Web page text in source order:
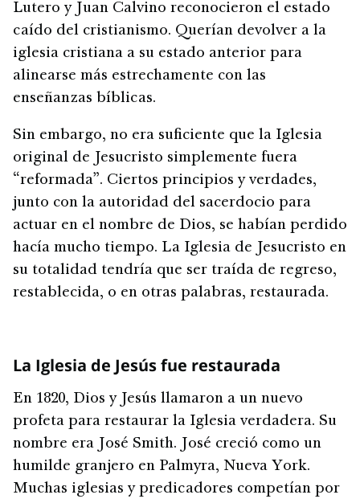
Lutero y Juan Calvino reconocieron el estado
caído del cristianismo. Querían devolver a la
iglesia cristiana a su estado anterior para
alinearse más estrechamente con las
enseñanzas bíblicas.
Sin embargo, no era suficiente que la Iglesia
original de Jesucristo simplemente fuera
“reformada”. Ciertos principios y verdades,
junto con la autoridad del sacerdocio para
actuar en el nombre de Dios, se habían perdido
hacía mucho tiempo. La Iglesia de Jesucristo en
su totalidad tendría que ser traída de regreso,
restablecida, o en otras palabras, restaurada.
La Iglesia de Jesús fue restaurada
En 1820, Dios y Jesús llamaron a un nuevo
profeta para restaurar la Iglesia verdadera. Su
nombre era José Smith. José creció como un
humilde granjero en Palmyra, Nueva York.
Muchas iglesias y predicadores competían por